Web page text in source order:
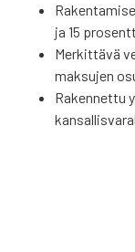
ja 15
Merkittävä
maksujen
Rakennettu